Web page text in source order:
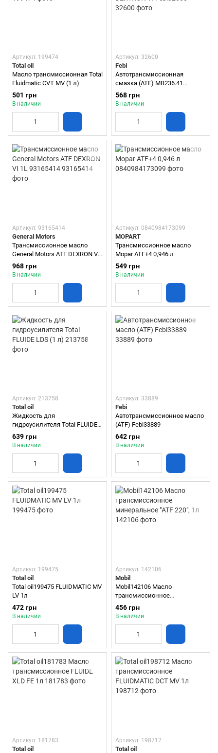
Артикул: 199474
Total oil
Масло трансмиссионная Total
Fluidmatic CVT MV (1 л)
501 грн
В наличии
Артикул: 32600
Febi
Автотрансмиссионная
смазка (ATF) MB236.41
DEXTRON VI Febi32600
568 грн
В наличии
Артикул: 93165414
General Motors
Трансмиссионное масло
General Motors ATF DEXRON VI
1L 93165414
968 грн
В наличии
Артикул: 0840984173099
MOPART
Трансмиссионное масло
Mopar ATF+4 0,946 л
549 грн
В наличии
Артикул: 213758
Total oil
Жидкость для
гидроусилителя Total FLUIDE
LDS (1 л)
639 грн
В наличии
Артикул: 33889
Febi
Автотрансмиссионное масло
(ATF) Febi33889
642 грн
В наличии
Артикул: 199475
Total oil
Total oil199475 FLUIDMATIC MV
LV 1л
472 грн
В наличии
Артикул: 142106
Mobil
Mobil142106 Масло
трансмиссионное
минеральное "ATF 220", 1л
456 грн
В наличии
Артикул: 181783
Total oil
Артикул: 198712
Total oil